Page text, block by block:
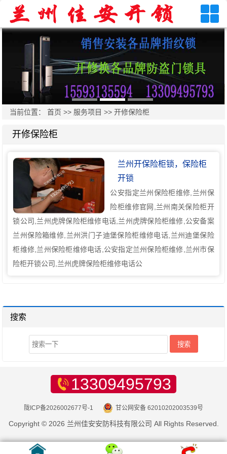
当前位置：首页 >> 服务项目 >>开修保险柜
开修保险柜
兰州开保险柜锁，保险柜
开锁
公安指定兰州保险柜维修,兰州保
险柜维修官网,兰州南关保险柜开
锁公司,兰州虎牌保险柜维修电话,兰州虎牌保险柜维修,公安备案
兰州保险箱维修,兰州洪门子迪堡保险柜维修电话,兰州迪堡保险
柜维修,兰州保险柜维修电话,公安指定兰州保险柜维修,兰州市保
险柜开锁公司,兰州虎牌保险柜维修电话公
搜索
13309495793
陇ICP备2026002677号-1 甘公网安备 62010202003539号
Copyright © 2026 兰州佳安安防科技有限公司 All Rights Reserved.